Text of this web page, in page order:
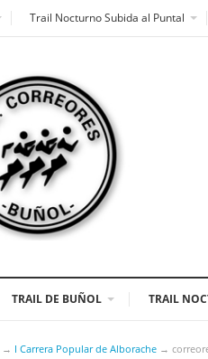
Trail Nocturno Subida al Puntal
TRAIL DE BUÑOL TRAIL
→ I Carrera Popular de Alborache →